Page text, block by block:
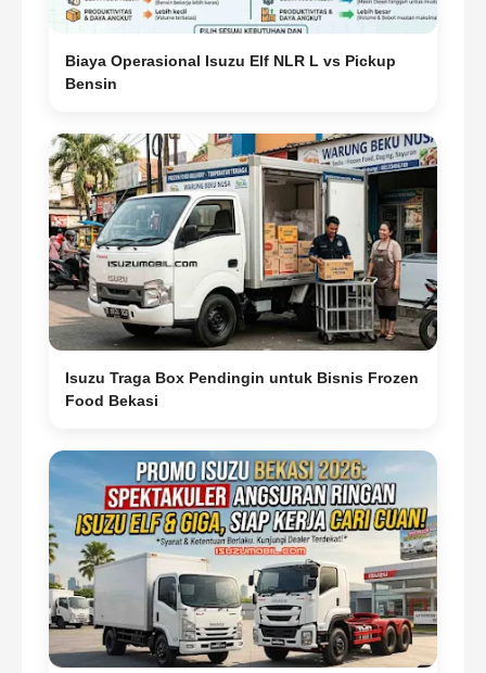
Dimensi Chassis
mm
Jejak Depan/Front Thread(AW)
mm
1460
1460
Jejak Belakang/Rear Thread(CW)
mm
1460
Kapasitas Penumpang Termasuk
Penumpang
-
-
BERAT
Berat Kosong Kendaraan
Kg
1470
Biaya Operasional Isuzu Elf NLR L vs Pickup
Bensin
Isuzu Traga Box Pendingin untuk Bisnis Frozen
Food Bekasi